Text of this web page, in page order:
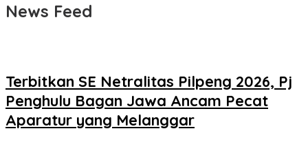
News Feed
Terbitkan SE Netralitas Pilpeng 2026, Pj
Penghulu Bagan Jawa Ancam Pecat
Aparatur yang Melanggar